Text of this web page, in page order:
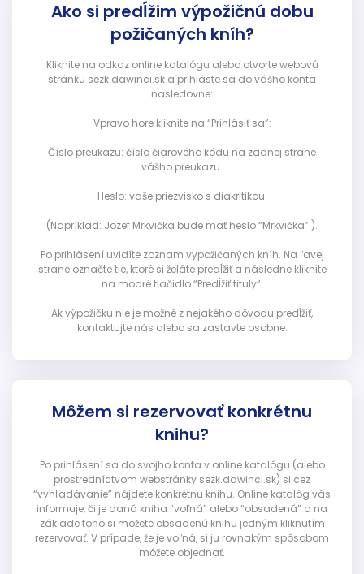
Ako si predĺžim výpožičnú dobu
požičaných kníh?
Kliknite na odkaz online katalógu alebo otvorte webovú
stránku sezk.dawinci.sk a prihláste sa do vášho konta
nasledovne:
Vpravo hore kliknite na “Prihlásiť sa”:
Číslo preukazu: číslo čiarového kódu na zadnej strane
vášho preukazu.
Heslo: vaše priezvisko s diakritikou.
(Napríklad: Jozef Mrkvička bude mať heslo “Mrkvička”.).
Po prihlásení uvidíte zoznam vypožičaných kníh. Na ľavej
strane označte tie, ktoré si želáte predĺžiť a následne kliknite
na modré tlačidlo “Predĺžiť tituly”.
Ak výpožičku nie je možné z nejakého dôvodu predĺžiť,
kontaktujte nás alebo sa zastavte osobne.
Môžem si rezervovať konkrétnu
knihu?
Po prihlásení sa do svojho konta v online katalógu (alebo
prostredníctvom webstránky sezk.dawinci.sk) si cez
“vyhľadávanie” nájdete konkrétnu knihu. Online katalóg vás
informuje, či je daná kniha “voľná” alebo “obsadená” a na
základe toho si môžete obsadenú knihu jedným kliknutím
rezervovať. V prípade, že je voľná, si ju rovnakým spôsobom
môžete objednať.